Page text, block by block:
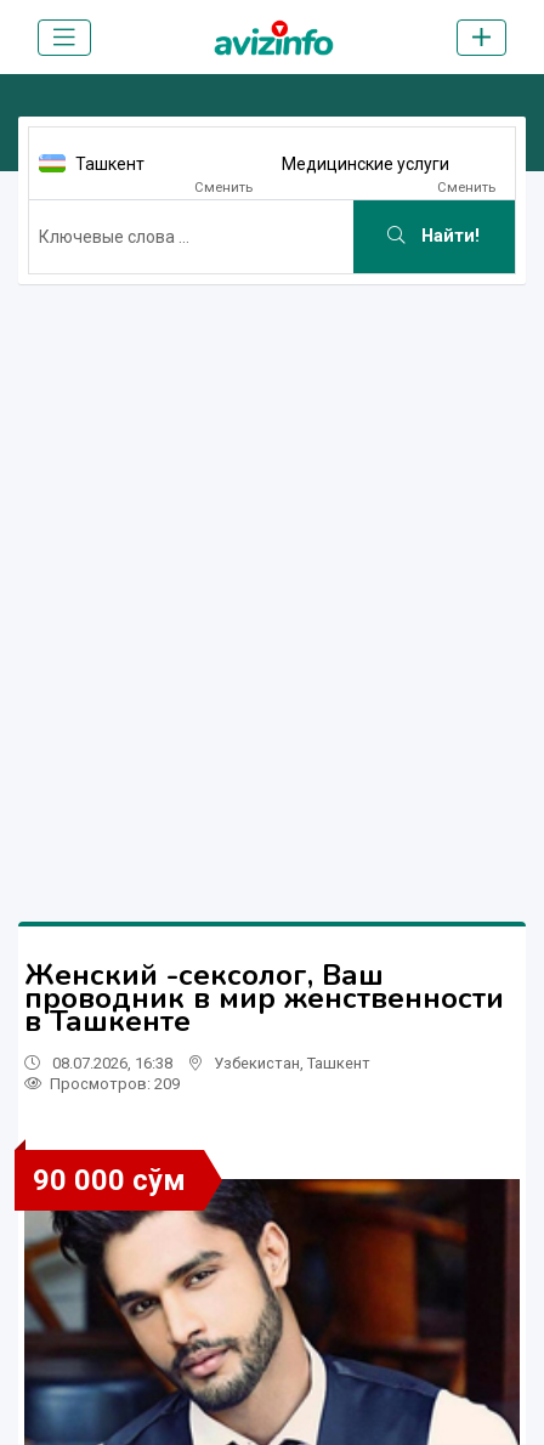
Ташкент
Сменить
Медицинские услуги
Сменить
Найти!
Женский -сексолог, Ваш
проводник в мир женственности
в Ташкенте
08.07.2026, 16:38 Узбекистан Ташкент
Просмотров: 209
90 000 сўм